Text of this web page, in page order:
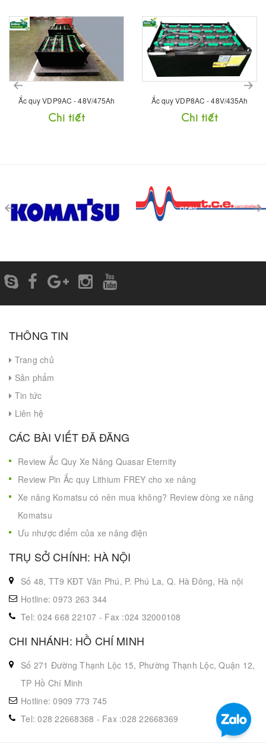
Ắc quy VDP8AC - 48V/435Ah
Chi tiết
Bình ắc quy VFP6A -
48V/420Ah
Trang chủ
Sản phẩm
Tin tức
CÁC BÀI VIẾT ĐÃ ĐĂNG
Review Ắc Quy Xe Nâng Quasar Eternity
Review Pin Ắc quy Lithium FREY cho xe nâng
Xe nâng Komatsu có nên mua không? Review dòng xe nâng
Komatsu
Ưu nhược điểm của xe nâng điện
Số 48, TT9 KĐT Văn Phú, P. Phú La, Q. Hà Đông, Hà nội
Hotline: 0973 263 344
Tel: 024 668 22107 - Fax :024 32000108
Số 271 Đường Thạnh Lộc 15, Phường Thạnh Lộc, Quận 12,
TP Hồ Chí Minh
Hotline: 0909 773 745